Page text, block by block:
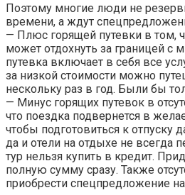
Поэтому многие люди не
времени, а ждут
— Плюс горящей путевки в
может отдохнуть за границей с
путевка включает в себя все
за низкой стоимости можно
нескольку раз в год. Были бы
— Минус горящих путевок в
что поездка подвернется в
чтобы подготовиться к отпуску
да и отели на отдыхе не всегда
тур нельзя купить в кредит.
полную сумму сразу. Также
приобрести спецпредложение